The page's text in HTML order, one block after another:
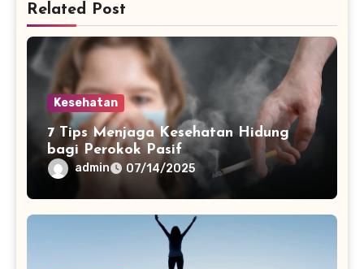
Related Post
Kesehatan
7 Tips Menjaga Kesehatan Hidung
bagi Perokok Pasif
admin 07/14/2025